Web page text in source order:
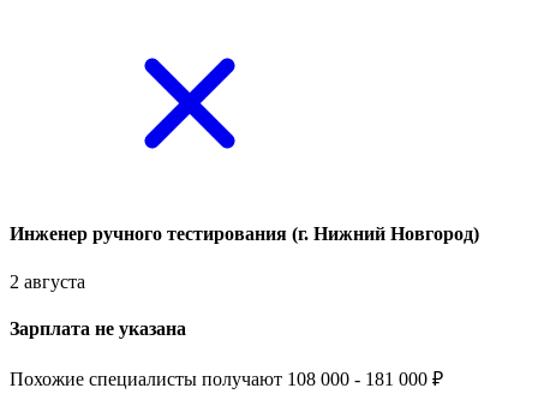
Инженер ручного тестирования (г. Нижний Новгород)
2 августа
Зарплата не указана
Похожие специалисты получают 108 000 - 181 000 ₽